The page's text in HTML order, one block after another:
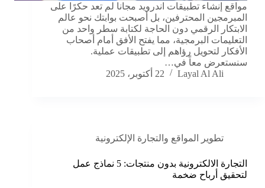
مواقع إنشاء تطبيقات اندرويد مجانا لم تعد حكرًا على
المبرمجين المحترفين، بل أصبحت بوابتك نحو عالم
الابتكار الرقمي دون الحاجة لكتابة سطر واحد من
التعليمات البرمجية، مما يفتح الأفق أمام أصحاب
الأفكار لتحويل رؤاهم إلى تطبيقات عملية.
سنستعرض معاً في…
Layal Al Ali
22 أكتوبر، 2025
تطوير المواقع والتجارة الإلكترونية
التجارة الالكترونية بدون منتجات: 5 نماذج عمل
لتحقيق أرباح ضخمة